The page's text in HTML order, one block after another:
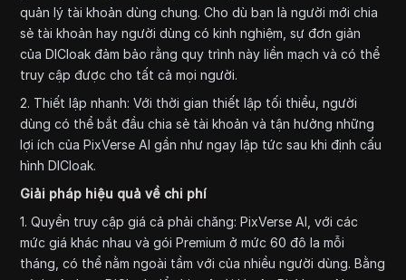
quản lý tài khoản dùng chung. Cho dù bạn là người mới chia
sẻ tài khoản hay người dùng có kinh nghiệm, sự đơn giản
của DICloak đảm bảo rằng quy trình này liền mạch và có thể
truy cập được cho tất cả mọi người.
2. Thiết lập nhanh: Với thời gian thiết lập tối thiểu, người
dùng có thể bắt đầu chia sẻ tài khoản và tận hưởng những
lợi ích của PixVerse AI gần như ngay lập tức sau khi định cấu
hình DICloak.
Giải pháp hiệu quả về chi phí
1. Quyền truy cập giá cả phải chăng: PixVerse AI, với các
mức giá khác nhau và gói Premium ở mức 60 đô la mỗi
tháng, có thể nằm ngoài tầm với của nhiều người dùng. Bằng